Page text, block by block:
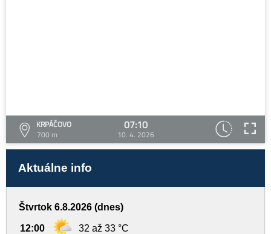
KRPÁČOVO
700 m
07:10
10. 4. 2026
Aktuálne info
Štvrtok 6.8.2026 (dnes)
12:00 32 až 33 °C